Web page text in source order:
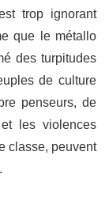
trop ignorant
que le métallo
des turpitudes
de culture
penseurs, de
et les violences
classe, peuvent